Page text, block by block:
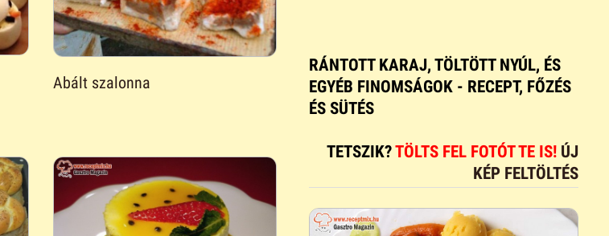
Abált szalonna
RÁNTOTT KARAJ, TÖLTÖTT NYÚL, ÉS
EGYÉB FINOMSÁGOK - RECEPT, FŐZÉS
ÉS SÜTÉS
TETSZIK?TÖLTS FEL FOTÓT TE IS! ÚJ
KÉP FELTÖLTÉS